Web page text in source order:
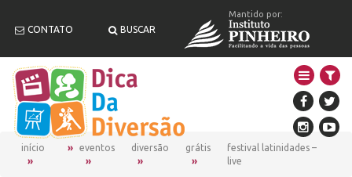
CONTATO BUSCAR
Mantido por:
início eventos diversão grátis
festival latinidades –
live